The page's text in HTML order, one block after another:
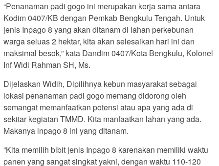
“Penanaman padi gogo ini merupakan kerja sama antara
Kodim 0407/KB dengan Pemkab Bengkulu Tengah. Untuk
jenis Inpago 8 yang akan ditanam di lahan perkebunan
warga seluas 2 hektar, kita akan selesaikan hari ini dan
maksimal besok,” kata Dandim 0407/Kota Bengkulu, Kolonel
Inf Widi Rahman SH, Ms.
Dijelaskan Widih, Dipilihnya kebun masyarakat sebagai
lokasi penanaman padi gogo memang didorong oleh
semangat memanfaatkan potensi atau apa yang ada di
sekitar kegiatan TMMD. Kita manfaatkan lahan yang ada.
Makanya inpago 8 ini yang ditanam.
“Kita memilih bibit jenis Inpago 8 karenakan memiliki waktu
panen yang sangat singkat yakni, dengan waktu 110-120